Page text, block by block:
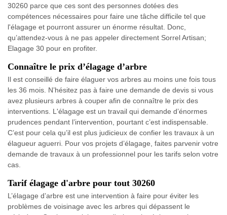
30260 parce que ces sont des personnes dotées des
compétences nécessaires pour faire une tâche difficile tel que
l'élagage et pourront assurer un énorme résultat. Donc,
qu’attendez-vous à ne pas appeler directement Sorrel Artisan;
Elagage 30 pour en profiter.
Connaître le prix d’élagage d’arbre
Il est conseillé de faire élaguer vos arbres au moins une fois tous
les 36 mois. N’hésitez pas à faire une demande de devis si vous
avez plusieurs arbres à couper afin de connaître le prix des
interventions. L'élagage est un travail qui demande d’énormes
prudences pendant l’intervention, pourtant c’est indispensable.
C’est pour cela qu’il est plus judicieux de confier les travaux à un
élagueur aguerri. Pour vos projets d’élagage, faites parvenir votre
demande de travaux à un professionnel pour les tarifs selon votre
cas.
Tarif élagage d'arbre pour tout 30260
L’élagage d’arbre est une intervention à faire pour éviter les
problèmes de voisinage avec les arbres qui dépassent le